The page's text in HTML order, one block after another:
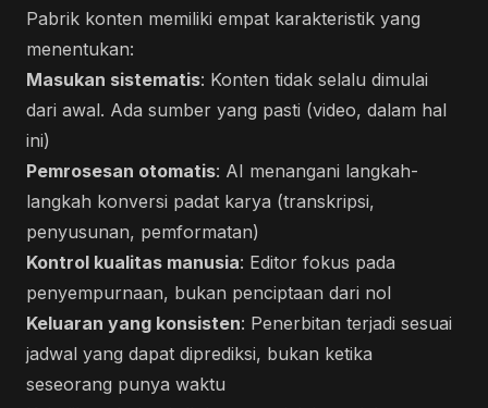
Pabrik konten memiliki empat karakteristik yang
menentukan:
Masukan sistematis: Konten tidak selalu dimulai
dari awal. Ada sumber yang pasti (video, dalam hal
ini)
Pemrosesan otomatis: AI menangani langkah-
langkah konversi padat karya (transkripsi,
penyusunan, pemformatan)
Kontrol kualitas manusia: Editor fokus pada
penyempurnaan, bukan penciptaan dari nol
Keluaran yang konsisten: Penerbitan terjadi sesuai
jadwal yang dapat diprediksi, bukan ketika
seseorang punya waktu